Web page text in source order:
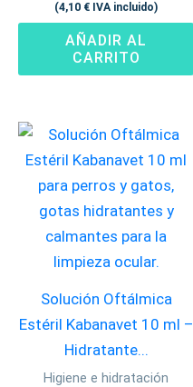
(4,10 € IVA incluido)
AÑADIR AL
CARRITO
Solución Oftálmica
Estéril Kabanavet 10 ml –
Hidratante...
Higiene e hidratación